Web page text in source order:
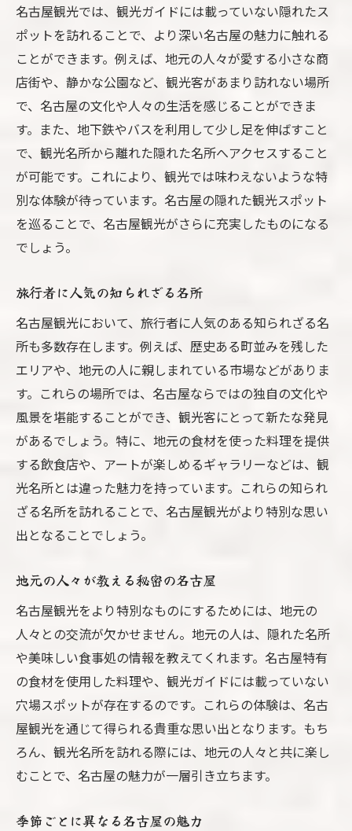
江南市の伝統工芸を体験
地元ガイドが教える江南市の魅力
江南市の歴史的建造物を訪れる
江南市で味わう伝統的な料理
名古屋城から見る歴史と現代の融合
名古屋城の歴史的背景を学ぶ
現代アートと融合した新たな名古屋城
名古屋城の周辺を散策する
名古屋城での特別なイベント情報
名古屋城の魅力を最大限に引き出す方法
熱田神宮の歴史とその重要性
神聖な儀式を見学するチャンス
熱田神宮周辺の自然と散策
地域の祭りと伝統を体験
熱田神宮で心を浄化する旅
神社巡りで名古屋の文化を深く知る
最新ショッピングエリアで味わう名古屋の今
名古屋の最先端ファッションスポット
名古屋のショッピングモールでの一日
ユニークな雑貨屋を巡る旅
限定アイテムが揃う名古屋のセレクトショ
ップ
地域密着型の小さなブティックを探訪
ユニークなカフェ巡りで名古屋の新常識を知る
地元で人気のカフェで過ごすひととき
名古屋の独自カフェ文化を体験
アートと融合した新感覚カフェ
カフェで楽しむ名古屋のスイーツ
名古屋観光では、観光ガイドには載っていない隠れたス
ポットを訪れることで、より深い名古屋の魅力に触れる
ことができます。例えば、地元の人々が愛する小さな商
店街や、静かな公園など、観光客があまり訪れない場所
で、名古屋の文化や人々の生活を感じることができま
す。また、地下鉄やバスを利用して少し足を伸ばすこと
で、観光名所から離れた隠れた名所へアクセスすること
が可能です。これにより、観光では味わえないような特
別な体験が待っています。名古屋の隠れた観光スポット
を巡ることで、名古屋観光がさらに充実したものになる
でしょう。
旅行者に人気の知られざる名所
名古屋観光において、旅行者に人気のある知られざる名
所も多数存在します。例えば、歴史ある町並みを残した
エリアや、地元の人に親しまれている市場などがありま
す。これらの場所では、名古屋ならではの独自の文化や
風景を堪能することができ、観光客にとって新たな発見
があるでしょう。特に、地元の食材を使った料理を提供
する飲食店や、アートが楽しめるギャラリーなどは、観
光名所とは違った魅力を持っています。これらの知られ
ざる名所を訪れることで、名古屋観光がより特別な思い
出となることでしょう。
地元の人々が教える秘密の名古屋
名古屋観光をより特別なものにするためには、地元の
人々との交流が欠かせません。地元の人は、隠れた名所
や美味しい食事処の情報を教えてくれます。名古屋特有
の食材を使用した料理や、観光ガイドには載っていない
穴場スポットが存在するのです。これらの体験は、名古
屋観光を通じて得られる貴重な思い出となります。もち
ろん、観光名所を訪れる際には、地元の人々と共に楽し
むことで、名古屋の魅力が一層引き立ちます。
季節ごとに異なる名古屋の魅力